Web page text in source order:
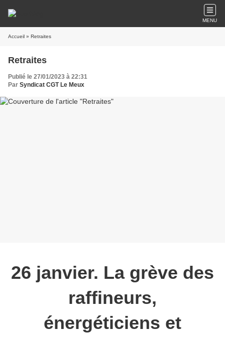
MENU
Accueil » Retraites
Retraites
Publié le 27/01/2023 à 22:31
Par Syndicat CGT Le Meux
26 janvier. La grève des
raffineurs,
énergéticiens et